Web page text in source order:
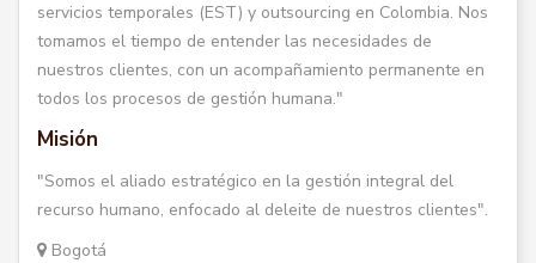
servicios temporales (EST) y outsourcing en Colombia. Nos
tomamos el tiempo de entender las necesidades de
nuestros clientes, con un acompañamiento permanente en
todos los procesos de gestión humana."
Misión
"Somos el aliado estratégico en la gestión integral del
recurso humano, enfocado al deleite de nuestros clientes".
Bogotá